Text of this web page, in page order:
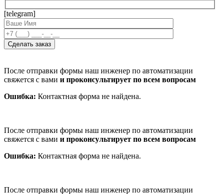
[telegram]
После отправки формы наш инженер по автоматизации
свяжется с вами и проконсультирует по всем вопросам
Ошибка: Контактная форма не найдена.
После отправки формы наш инженер по автоматизации
свяжется с вами и проконсультирует по всем вопросам
Ошибка: Контактная форма не найдена.
После отправки формы наш инженер по автоматизации